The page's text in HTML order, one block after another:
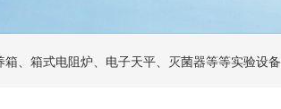
、箱式电阻炉、电子天平、灭菌器等等实验设备